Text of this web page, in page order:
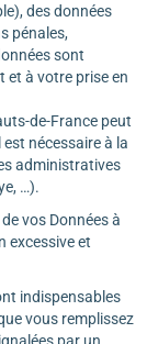
des données
pénales,
sont
et à votre prise en
de-France peut
nécessaire à la
administratives
…).
vos Données à
excessive et
indispensables
vous remplissez